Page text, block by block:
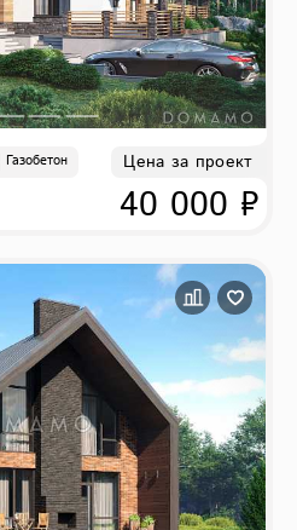
Газобетон Цена за проект
40 000 ₽